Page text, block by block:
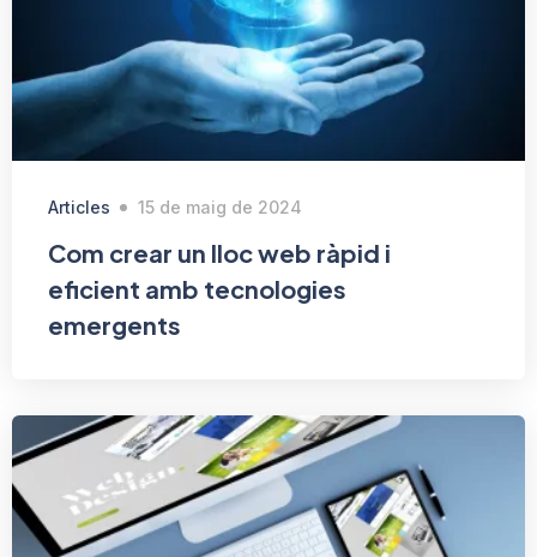
Articles 15 de maig de 2024
Com crear un lloc web ràpid i
eficient amb tecnologies
emergents